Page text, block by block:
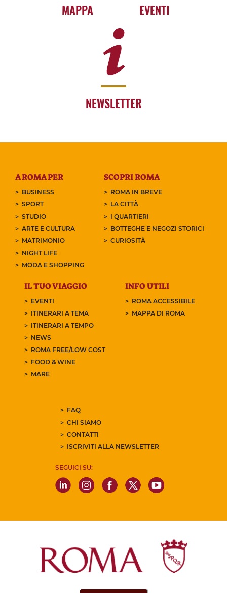
MAPPA EVENTI
NEWSLETTER
A ROMA PER
BUSINESS
SPORT
STUDIO
ARTE E CULTURA
MATRIMONIO
NIGHT LIFE
MODA E SHOPPING
SCOPRI ROMA
ROMA IN BREVE
LA CITTÀ
I QUARTIERI
BOTTEGHE E NEGOZI STORICI
CURIOSITÀ
IL TUO VIAGGIO
EVENTI
ITINERARI A TEMA
ITINERARI A TEMPO
NEWS
ROMA FREE/LOW COST
FOOD & WINE
MARE
INFO UTILI
ROMA ACCESSIBILE
MAPPA DI ROMA
FAQ
CHI SIAMO
CONTATTI
ISCRIVITI ALLA NEWSLETTER
SEGUICI SU: